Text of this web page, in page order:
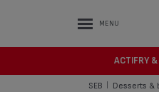
MENU
ACTIFRY
SEB Desserts &